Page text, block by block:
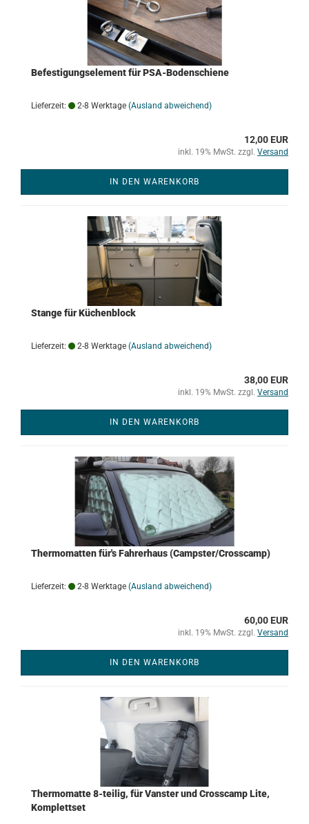
Befestigungselement für PSA-Bodenschiene
Lieferzeit: 2-8 Werktage (Ausland abweichend)
12,00 EUR
inkl. 19% MwSt. zzgl. Versand
IN DEN WARENKORB
Stange für Küchenblock
Lieferzeit: 2-8 Werktage (Ausland abweichend)
38,00 EUR
inkl. 19% MwSt. zzgl. Versand
IN DEN WARENKORB
Thermomatten für's Fahrerhaus (Campster/Crosscamp)
Lieferzeit: 2-8 Werktage (Ausland abweichend)
60,00 EUR
inkl. 19% MwSt. zzgl. Versand
IN DEN WARENKORB
Thermomatte 8-teilig, für Vanster und Crosscamp Lite,
Komplettset